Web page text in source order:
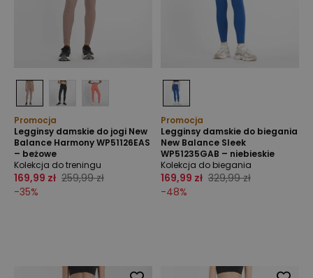
Promocja
Legginsy damskie do jogi New
Balance Harmony WP51126EAS
– beżowe
Kolekcja do treningu
169,99 zł 259,99 zł
-35%
Promocja
Legginsy damskie do biegania
New Balance Sleek
WP51235GAB – niebieskie
Kolekcja do biegania
169,99 zł 329,99 zł
-48%